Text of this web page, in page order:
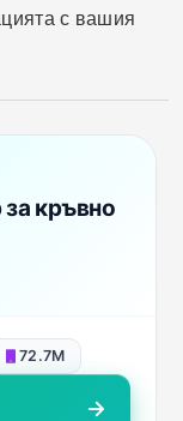
с вашия
кръвно
72.7M